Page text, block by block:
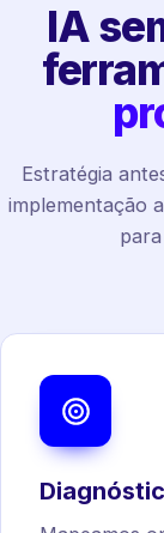
IA
Estratégia
implementação